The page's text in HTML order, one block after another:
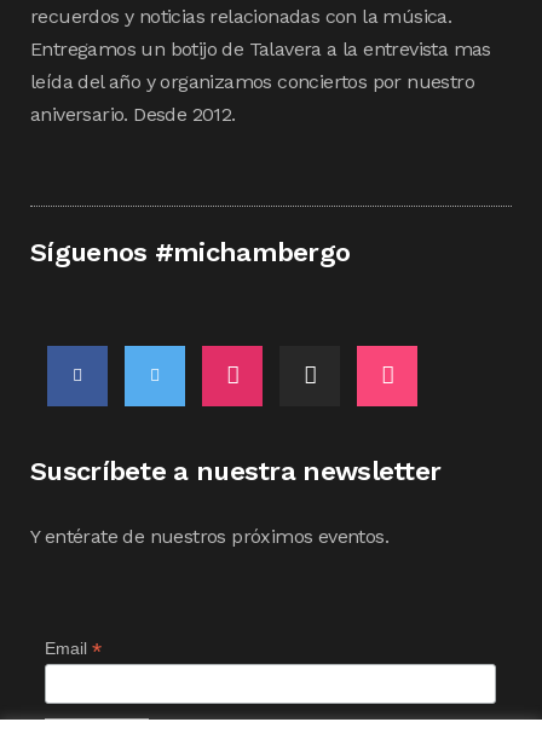
recuerdos y noticias relacionadas con la música.
Entregamos un botijo de Talavera a la entrevista mas
leída del año y organizamos conciertos por nuestro
aniversario. Desde 2012.
Síguenos #michambergo
Suscríbete a nuestra newsletter
Y entérate de nuestros próximos eventos.
Email *